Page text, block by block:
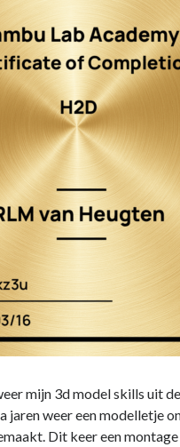
mijn 3d model skills uit
jaren weer een modelletje
Dit keer een